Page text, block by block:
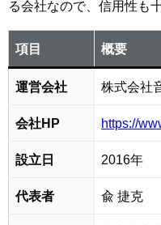
る会社なので、信用性も
項目 概要
運営会社 株式会社
会社HP https://
設立日 2016年
代表者 兪 捷克